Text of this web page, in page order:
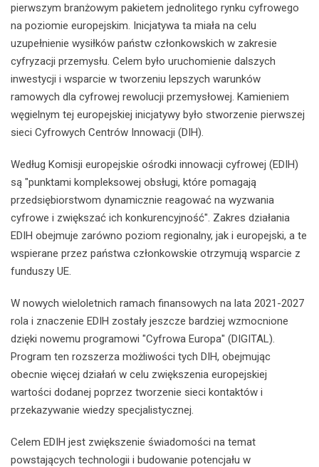
pierwszym branżowym pakietem jednolitego rynku cyfrowego
na poziomie europejskim. Inicjatywa ta miała na celu
uzupełnienie wysiłków państw członkowskich w zakresie
cyfryzacji przemysłu. Celem było uruchomienie dalszych
inwestycji i wsparcie w tworzeniu lepszych warunków
ramowych dla cyfrowej rewolucji przemysłowej. Kamieniem
węgielnym tej europejskiej inicjatywy było stworzenie pierwszej
sieci Cyfrowych Centrów Innowacji (DIH).
Według Komisji europejskie ośrodki innowacji cyfrowej (EDIH)
są "punktami kompleksowej obsługi, które pomagają
przedsiębiorstwom dynamicznie reagować na wyzwania
cyfrowe i zwiększać ich konkurencyjność". Zakres działania
EDIH obejmuje zarówno poziom regionalny, jak i europejski, a te
wspierane przez państwa członkowskie otrzymują wsparcie z
funduszy UE.
W nowych wieloletnich ramach finansowych na lata 2021-2027
rola i znaczenie EDIH zostały jeszcze bardziej wzmocnione
dzięki nowemu programowi "Cyfrowa Europa" (DIGITAL).
Program ten rozszerza możliwości tych DIH, obejmując
obecnie więcej działań w celu zwiększenia europejskiej
wartości dodanej poprzez tworzenie sieci kontaktów i
przekazywanie wiedzy specjalistycznej.
Celem EDIH jest zwiększenie świadomości na temat
powstających technologii i budowanie potencjału w